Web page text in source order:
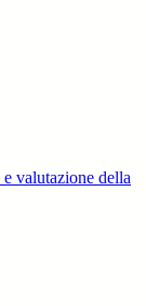
valutazione della